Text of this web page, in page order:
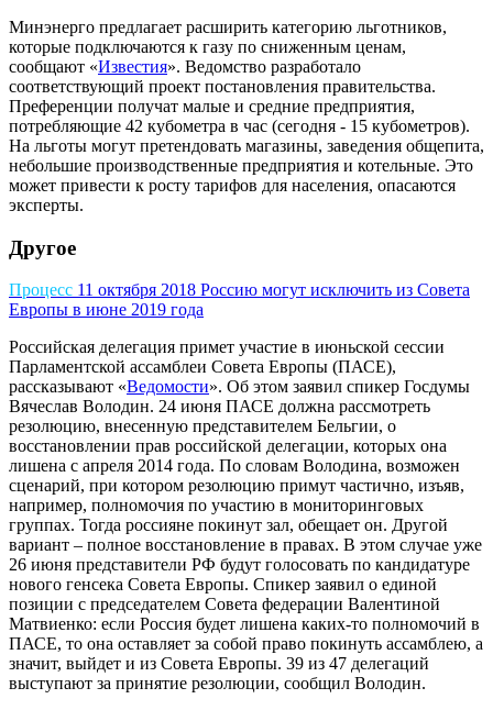
Минэнерго предлагает расширить категорию льготников,
которые подключаются к газу по сниженным ценам,
сообщают «Известия». Ведомство разработало
соответствующий проект постановления правительства.
Преференции получат малые и средние предприятия,
потребляющие 42 кубометра в час (сегодня - 15 кубометров).
На льготы могут претендовать магазины, заведения общепита,
небольшие производственные предприятия и котельные. Это
может привести к росту тарифов для населения, опасаются
эксперты.
Другое
Процесс 11 октября 2018 Россию могут исключить из Совета
Европы в июне 2019 года
Российская делегация примет участие в июньской сессии
Парламентской ассамблеи Совета Европы (ПАСЕ),
рассказывают «Ведомости». Об этом заявил спикер Госдумы
Вячеслав Володин. 24 июня ПАСЕ должна рассмотреть
резолюцию, внесенную представителем Бельгии, о
восстановлении прав российской делегации, которых она
лишена с апреля 2014 года. По словам Володина, возможен
сценарий, при котором резолюцию примут частично, изъяв,
например, полномочия по участию в мониторинговых
группах. Тогда россияне покинут зал, обещает он. Другой
вариант – полное восстановление в правах. В этом случае уже
26 июня представители РФ будут голосовать по кандидатуре
нового генсека Совета Европы. Спикер заявил о единой
позиции с председателем Совета федерации Валентиной
Матвиенко: если Россия будет лишена каких-то полномочий в
ПАСЕ, то она оставляет за собой право покинуть ассамблею, а
значит, выйдет и из Совета Европы. 39 из 47 делегаций
выступают за принятие резолюции, сообщил Володин.